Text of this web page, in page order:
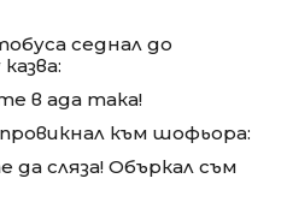
седнал до
в ада така!
към шофьора:
сляза! Объркал съм